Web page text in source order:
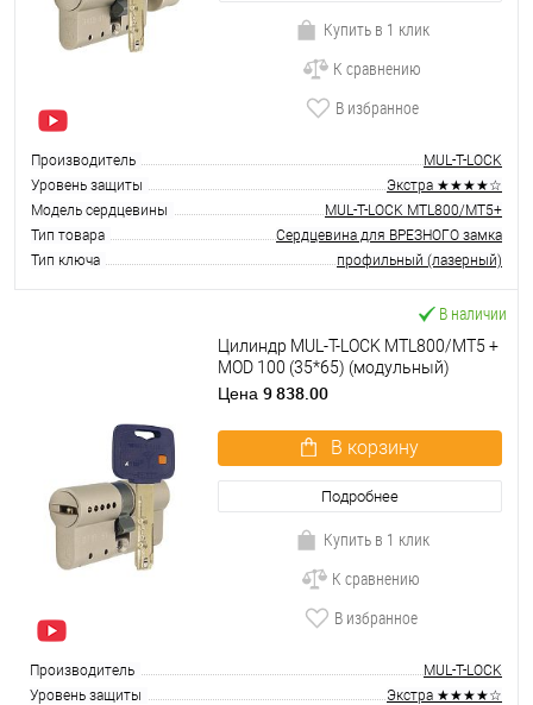
Купить в 1 клик
К сравнению
В избранное
Производитель
MUL-T-LOCK
Уровень защиты
Экстра ★★★★☆
Модель сердцевины
MUL-T-LOCK MTL800/MT5+
Тип товара
Сердцевина для ВРЕЗНОГО замка
Тип ключа
профильный (лазерный)
В наличии
Цилиндр MUL-T-LOCK MTL800/MT5 +
MOD 100 (35*65) (модульный)
никель сатин
Цена 9 838.00
В корзину
Подробнее
Купить в 1 клик
К сравнению
В избранное
Производитель
MUL-T-LOCK
Уровень защиты
Экстра ★★★★☆